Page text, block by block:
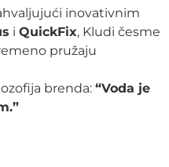
inovativnim
i QuickFix, Kludi česme
pružaju
brenda: “Voda je